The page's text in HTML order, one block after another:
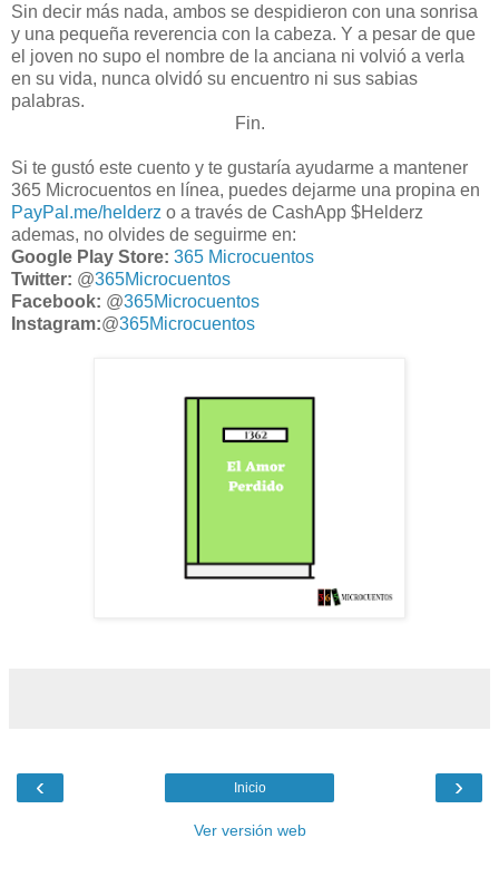
Sin decir más nada, ambos se despidieron con una sonrisa
y una pequeña reverencia con la cabeza. Y a pesar de que
el joven no supo el nombre de la anciana ni volvió a verla
en su vida, nunca olvidó su encuentro ni sus sabias
palabras.
Fin.
Si te gustó este cuento y te gustaría ayudarme a mantener
365 Microcuentos en línea, puedes dejarme una propina en
PayPal.me/helderz o a través de CashApp $Helderz
ademas, no olvides de seguirme en:
Google Play Store: 365 Microcuentos
Twitter: @365Microcuentos
Facebook: @365Microcuentos
Instagram:@365Microcuentos
‹ ›
Inicio
Ver versión web